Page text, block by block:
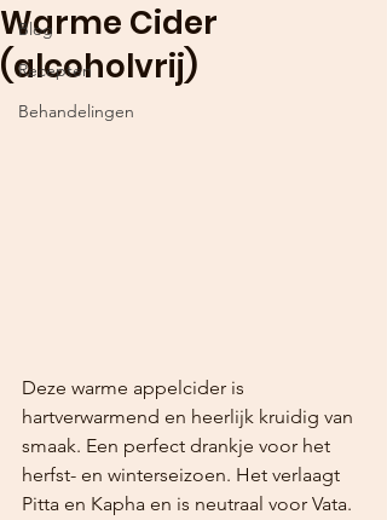
Blog
Recepten
Behandelingen
Warme Cider
(alcoholvrij)
Deze warme appelcider is
hartverwarmend en heerlijk kruidig van
smaak. Een perfect drankje voor het
herfst- en winterseizoen. Het verlaagt
Pitta en Kapha en is neutraal voor Vata.